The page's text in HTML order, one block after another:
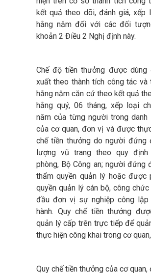
kết quả theo dõi, đánh giá, xếp
hằng năm đối với các đối
khoản 2 Điều 2 Nghị định này.
Chế độ tiền thưởng được
xuất theo thành tích công tác và
hằng năm căn cứ theo kết quả
hằng quý, 06 tháng, xếp loại
năm của từng người trong
của cơ quan, đơn vị và được
chế tiền thưởng do người
lượng vũ trang theo quy
phòng, Bộ Công an; người đứng
thẩm quyền quản lý hoặc được
quyền quản lý cán bộ, công
đầu đơn vị sự nghiệp công lập
hành. Quy chế tiền thưởng
quản lý cấp trên trực tiếp để
thực hiện công khai trong cơ
Quy chế tiền thưởng của cơ